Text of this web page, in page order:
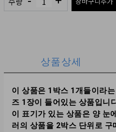
상품상세
이 상품은 1박스 1개들이라
즈 1장이 들어있는 상품입니
이 표기가 있는 상품은 양 눈
러의 상품을 2박스 단위로 구